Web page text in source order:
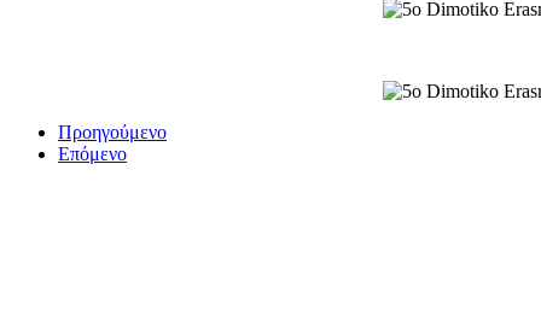
Προηγούμενο
Επόμενο